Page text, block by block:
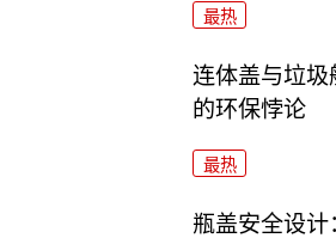
最热
连体盖与垃圾
的环保悖论
最热
瓶盖安全设计